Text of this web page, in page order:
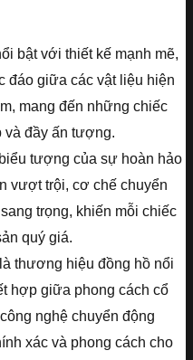
bật với thiết kế mạnh mẽ,
đáo giữa các vật liệu hiện
mang đến những chiếc
và đầy ấn tượng.
tượng của sự hoàn hảo
vượt trội, cơ chế chuyển
trọng, khiến mỗi chiếc
quý giá.
thương hiệu đồng hồ nổi
hợp giữa phong cách cổ
nghệ chuyển động
xác và phong cách cho